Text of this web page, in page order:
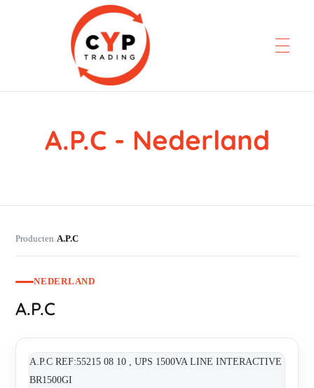
CYP Trading
Professionelle Ersatzteilbeschaffung
A.P.C - Nederland
Producten›A.P.C
NEDERLAND
A.P.C
A.P.C REF:55215 08 10 , UPS 1500VA LINE INTERACTIVE
BR1500GI